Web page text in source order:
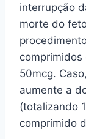
interrupção
morte do
50mcg.
aumente a
(totalizando
comprimido